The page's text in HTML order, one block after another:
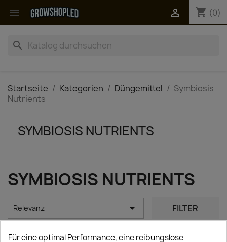
 shopping_cart (0)

search
Startseite Kategorien Düngemittel
Symbiosis
Nutrients
SYMBIOSIS NUTRIENTS
SYMBIOSIS NUTRIENTS
Relevanz  FILTER
1 - 1 von 1 Artikel(n)
Für eine optimal Performance, eine reibungslose